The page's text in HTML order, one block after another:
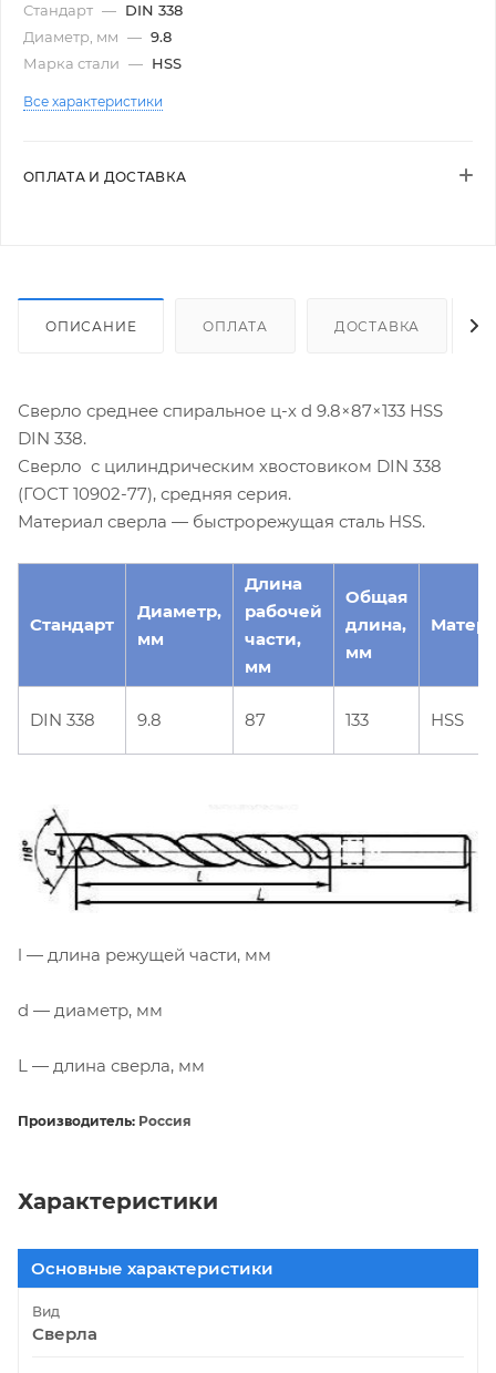
Стандарт — DIN 338
Диаметр, мм — 9.8
Марка стали — HSS
Все характеристики
ОПЛАТА И ДОСТАВКА
ОПИСАНИЕ ОПЛАТА ДОСТАВКА
Сверло среднее спиральное ц-х d 9.8×87×133 HSS
DIN 338.
Сверло с цилиндрическим хвостовиком DIN 338
(ГОСТ 10902-77), средняя серия.
Материал сверла — быстрорежущая сталь HSS.
Стандарт
Диаметр,
мм
Длина
рабочей
части,
мм
Общая
длина,
мм
DIN 338 9.8 87 133 HSS
l — длина режущей части, мм
d — диаметр, мм
L — длина сверла, мм
Производитель: Россия
Характеристики
Основные характеристики
Вид
Сверла